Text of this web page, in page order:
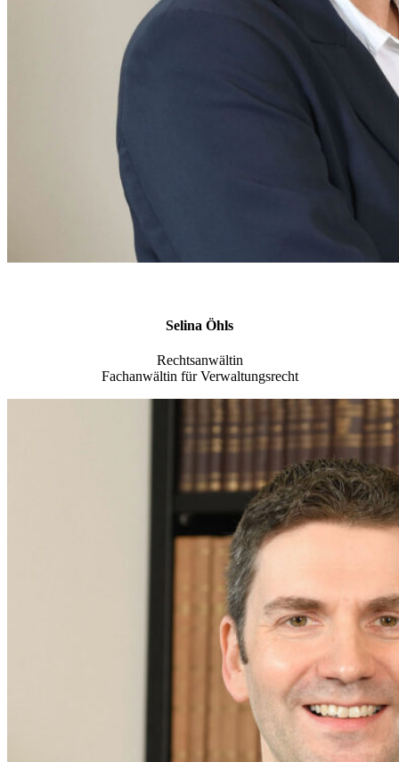
Selina Öhls
Rechtsanwältin
Fachanwältin für Verwaltungsrecht